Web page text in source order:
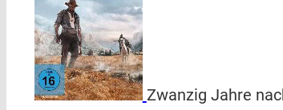
Zwanzig Jahre